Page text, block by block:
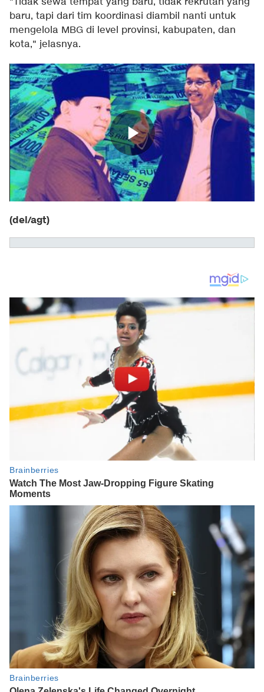
baru, tapi dari tim koordinasi diambil nanti untuk
mengelola MBG di level provinsi, kabupaten, dan
kota," jelasnya.
(del/agt)